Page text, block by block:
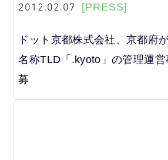
2012.02.07 [PRESS]
ドット京都株式会社、京都府
名称TLD「.kyoto」の管理運
募